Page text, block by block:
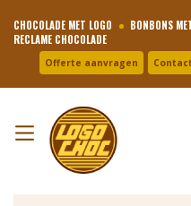
CHOCOLADE MET LOGO BONBONS
RECLAME CHOCOLADE
Offerte aanvragen Contact